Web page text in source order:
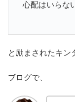
心配はいらな
と励まされたキン
ブログで、